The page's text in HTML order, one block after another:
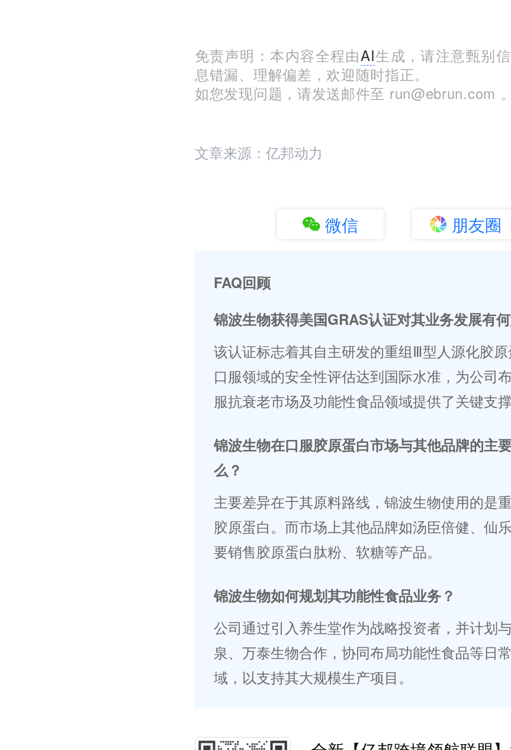
免责声明：本内容全程由AI生成，请注意甄别
息错漏、理解偏差，欢迎随时指正。
如您发现问题，请发送邮件至 run@ebrun.com 。
文章来源：亿邦动力
微信 朋友圈
FAQ回顾
锦波生物获得美国GRAS认证对其业务发展有
该认证标志着其自主研发的重组Ⅲ型人源化胶
口服领域的安全性评估达到国际水准，为公司
服抗衰老市场及功能性食品领域提供了关键支撑
锦波生物在口服胶原蛋白市场与其他品牌的主
么？
主要差异在于其原料路线，锦波生物使用的是
胶原蛋白。而市场上其他品牌如汤臣倍健、仙
要销售胶原蛋白肽粉、软糖等产品。
锦波生物如何规划其功能性食品业务？
公司通过引入养生堂作为战略投资者，并计划
泉、万泰生物合作，协同布局功能性食品等日
域，以支持其大规模生产项目。